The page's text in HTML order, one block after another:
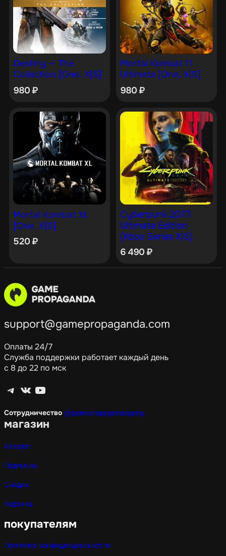
Destiny — The
Collection [One, X|S]
980₽
Mortal Kombat 11
Ultimate [One, X|S]
980₽
Mortal Kombat XL
[One, X|S]
520₽
Cyberpunk 2077:
Ultimate Edition
(Xbox Series X|S)
6 490₽
support@gamepropaganda.com
Оплаты 24/7
Служба поддержки работает каждый день
с 8 до 22 по мск
Telegram ВКонтакте YouTube
Сотрудничество @gamepropagandagang
магазин
Каталог
Подписки
Скидки
Корзина
покупателям
Политика конфиденциальности